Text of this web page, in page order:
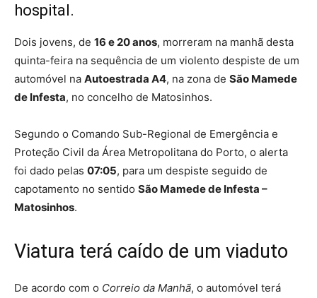
hospital.
Dois jovens, de 16 e 20 anos, morreram na manhã desta
quinta-feira na sequência de um violento despiste de um
automóvel na Autoestrada A4, na zona de São Mamede
de Infesta, no concelho de Matosinhos.
Segundo o Comando Sub-Regional de Emergência e
Proteção Civil da Área Metropolitana do Porto, o alerta
foi dado pelas 07:05, para um despiste seguido de
capotamento no sentido São Mamede de Infesta –
Matosinhos.
Viatura terá caído de um viaduto
De acordo com o Correio da Manhã, o automóvel terá